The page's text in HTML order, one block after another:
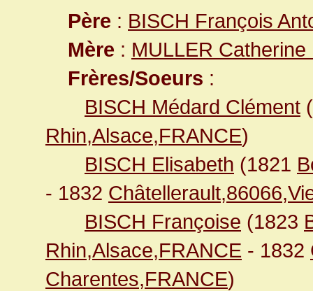
Père : BISCH François
Mère : MULLER Catherine
Frères/Soeurs :
BISCH Médard Clément
Rhin,Alsace,FRANCE)
BISCH Elisabeth (1821
- 1832
BISCH Françoise (1823
Rhin,Alsace,FRANCE - 1832
Charentes,FRANCE)